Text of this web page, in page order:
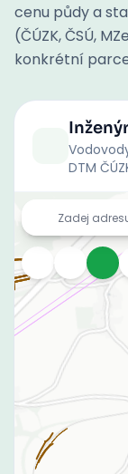
cenu půdy a
(ČÚZK, ČSÚ,
konkrétní
DTM